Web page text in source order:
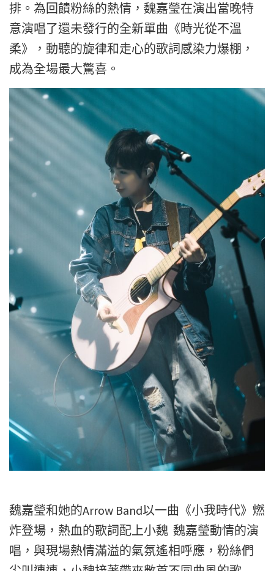
排。為回饋粉絲的熱情，魏嘉瑩在演出當晚特
意演唱了還未發行的全新單曲《時光從不溫
柔》，動聽的旋律和走心的歌詞感染力爆棚，
成為全場最大驚喜。
魏嘉瑩和她的Arrow Band以一曲《小我時代》燃
炸登場，熱血的歌詞配上小魏 魏嘉瑩動情的演
唱，與現場熱情滿溢的氣氛遙相呼應，粉絲們